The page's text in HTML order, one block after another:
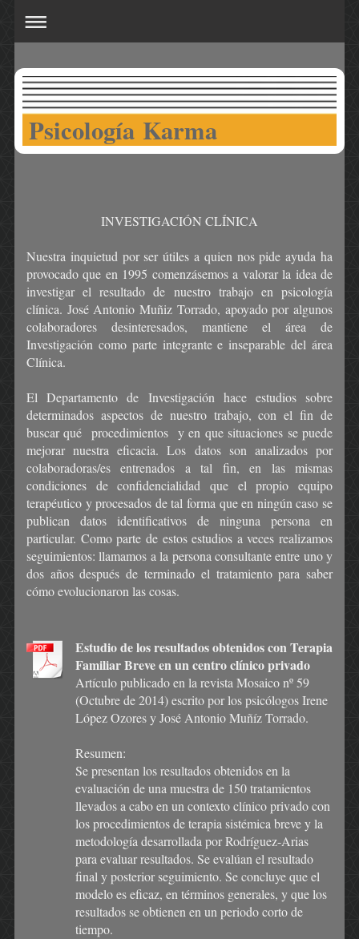
Psicología Karma
INVESTIGACIÓN CLÍNICA
Nuestra inquietud por ser útiles a quien nos pide ayuda ha
provocado que en 1995 comenzásemos a valorar la idea de
investigar el resultado de nuestro trabajo en psicología
clínica. José Antonio Muñiz Torrado, apoyado por algunos
colaboradores desinteresados, mantiene el área de
Investigación como parte integrante e inseparable del área
Clínica.
El Departamento de Investigación hace estudios sobre
determinados aspectos de nuestro trabajo, con el fin de
buscar qué procedimientos y en que situaciones se puede
mejorar nuestra eficacia. Los datos son analizados por
colaboradoras/es entrenados a tal fin, en las mismas
condiciones de confidencialidad que el propio equipo
terapéutico y procesados de tal forma que en ningún caso se
publican datos identificativos de ninguna persona en
particular. Como parte de estos estudios a veces realizamos
seguimientos: llamamos a la persona consultante entre uno y
dos años después de terminado el tratamiento para saber
cómo evolucionaron las cosas.
Estudio de los resultados obtenidos con Terapia
Familiar Breve en un centro clínico privado
Artículo publicado en la revista Mosaico nº 59
(Octubre de 2014) escrito por los psicólogos Irene
López Ozores y José Antonio Muñíz Torrado.
Resumen:
Se presentan los resultados obtenidos en la
evaluación de una muestra de 150 tratamientos
llevados a cabo en un contexto clínico privado con
los procedimientos de terapia sistémica breve y la
metodología desarrollada por Rodríguez-Arias
para evaluar resultados. Se evalúan el resultado
final y posterior seguimiento. Se concluye que el
modelo es eficaz, en términos generales, y que los
resultados se obtienen en un periodo corto de
tiempo.